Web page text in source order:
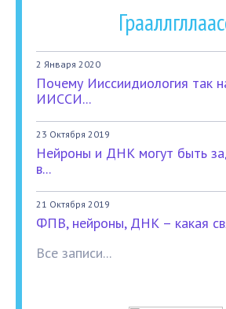
2 Января 2020
Почему Ииссиидиология так
ИИССИ...
23 Октября 2019
Нейроны и ДНК могут быть
в...
21 Октября 2019
ФПВ, нейроны, ДНК – какая
Все записи...